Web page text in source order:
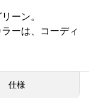
ーン。
ーは、コーディ
仕様